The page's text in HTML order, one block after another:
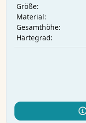
Größe:
Material:
Gesamthöhe:
Härtegrad: